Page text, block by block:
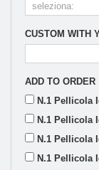
CUSTOM WITH
ADD TO ORDER
N.1 Pellicola
N.1 Pellicola
N.1 Pellicola
N.1 Pellicola